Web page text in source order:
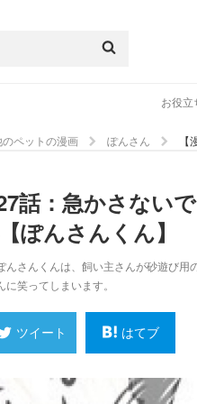
お役立
のペットの漫画 ぽんさん
27話：急かさない
ぽんさんくん】
んさんくんは、飼い主さんが砂遊び
笑ってしまいます。
ツイート はてブ